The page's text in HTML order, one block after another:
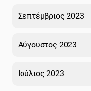
Σεπτέμβριος 2023
Αύγουστος 2023
Ιούλιος 2023